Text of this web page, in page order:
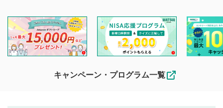
を目的として、各動画コンテンツに、評価およびコメントの
投稿ができます。利用者は以下の注意事項をご理解のうえ、
閲覧および投稿を行うものとしてください。
他の利用者が動画を視聴される際の参考になるコメントをお
待ちしております。
なお、投稿をもって、本注意事項に同意されたものとみなし
キャンペーン・プログラム一覧